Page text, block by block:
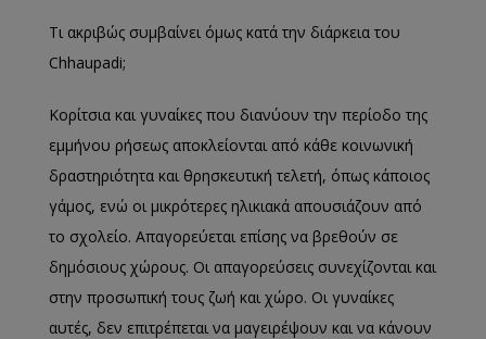
Τι ακριβώς συμβαίνει όμως κατά την διάρκεια του
Chhaupadi;
Κορίτσια και γυναίκες που διανύουν την περίοδο της
εμμήνου ρήσεως αποκλείονται από κάθε κοινωνική
δραστηριότητα και θρησκευτική τελετή, όπως κάποιος
γάμος, ενώ οι μικρότερες ηλικιακά απουσιάζουν από
το σχολείο. Απαγορεύεται επίσης να βρεθούν σε
δημόσιους χώρους. Οι απαγορεύσεις συνεχίζονται και
στην προσωπική τους ζωή και χώρο. Οι γυναίκες
αυτές, δεν επιτρέπεται να μαγειρέψουν και να κάνουν